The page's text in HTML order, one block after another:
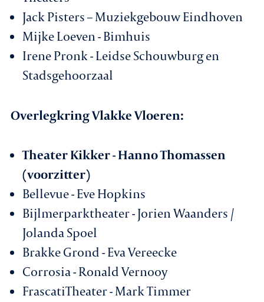
Jack Pisters – Muziekgebouw Eindhoven
Mijke Loeven - Bimhuis
Irene Pronk - Leidse Schouwburg en
Stadsgehoorzaal
Overlegkring Vlakke Vloeren:
Theater Kikker - Hanno Thomassen
(voorzitter)
Bellevue - Eve Hopkins
Bijlmerparktheater - Jorien Waanders /
Jolanda Spoel
Brakke Grond - Eva Vereecke
Corrosia - Ronald Vernooy
FrascatiTheater - Mark Timmer